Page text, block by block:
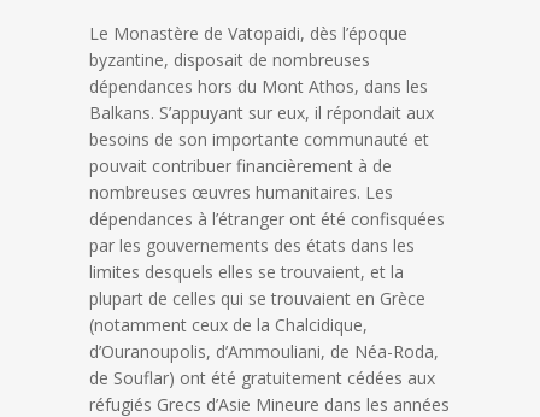
Le Monastère de Vatopaidi, dès l’époque
byzantine, disposait de nombreuses
dépendances hors du Mont Athos, dans les
Balkans. S’appuyant sur eux, il répondait aux
besoins de son importante communauté et
pouvait contribuer financièrement à de
nombreuses œuvres humanitaires. Les
dépendances à l’étranger ont été confisquées
par les gouvernements des états dans les
limites desquels elles se trouvaient, et la
plupart de celles qui se trouvaient en Grèce
(notamment ceux de la Chalcidique,
d’Ouranoupolis, d’Ammouliani, de Néa-Roda,
de Souflar) ont été gratuitement cédées aux
réfugiés Grecs d’Asie Mineure dans les années